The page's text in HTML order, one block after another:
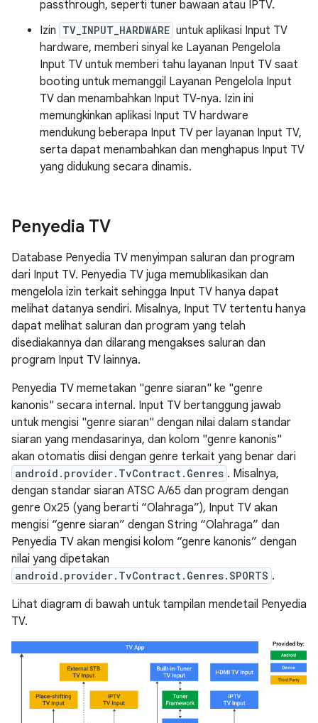
passthrough, seperti tuner bawaan atau IPTV.
Izin TV_INPUT_HARDWARE untuk aplikasi Input TV
hardware, memberi sinyal ke Layanan Pengelola
Input TV untuk memberi tahu layanan Input TV saat
booting untuk memanggil Layanan Pengelola Input
TV dan menambahkan Input TV-nya. Izin ini
memungkinkan aplikasi Input TV hardware
mendukung beberapa Input TV per layanan Input TV,
serta dapat menambahkan dan menghapus Input TV
yang didukung secara dinamis.
Penyedia TV
Database Penyedia TV menyimpan saluran dan program
dari Input TV. Penyedia TV juga memublikasikan dan
mengelola izin terkait sehingga Input TV hanya dapat
melihat datanya sendiri. Misalnya, Input TV tertentu hanya
dapat melihat saluran dan program yang telah
disediakannya dan dilarang mengakses saluran dan
program Input TV lainnya.
Penyedia TV memetakan "genre siaran" ke "genre
kanonis" secara internal. Input TV bertanggung jawab
untuk mengisi "genre siaran" dengan nilai dalam standar
siaran yang mendasarinya, dan kolom "genre kanonis"
akan otomatis diisi dengan genre terkait yang benar dari
android.provider.TvContract.Genres . Misalnya,
dengan standar siaran ATSC A/65 dan program dengan
genre 0x25 (yang berarti “Olahraga”), Input TV akan
mengisi “genre siaran” dengan String “Olahraga” dan
Penyedia TV akan mengisi kolom “genre kanonis” dengan
nilai yang dipetakan
android.provider.TvContract.Genres.SPORTS .
Lihat diagram di bawah untuk tampilan mendetail Penyedia
TV.